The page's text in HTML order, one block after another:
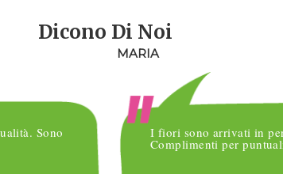
Dicono Di Noi
Sono
MARIA
I fiori sono arrivati in
Complimenti per